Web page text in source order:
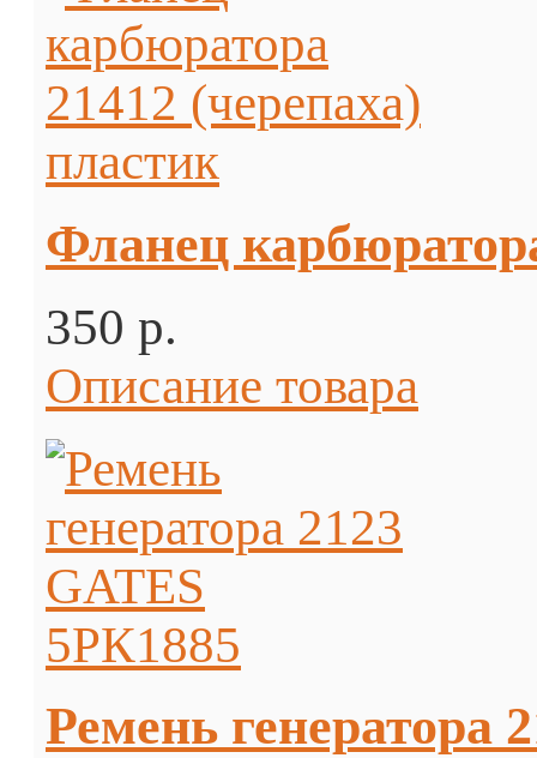
Фланец
350 p.
Описание товара
Ремень генератора